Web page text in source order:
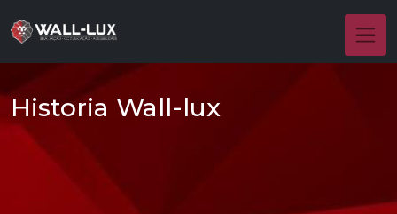
Historia Wall-lux